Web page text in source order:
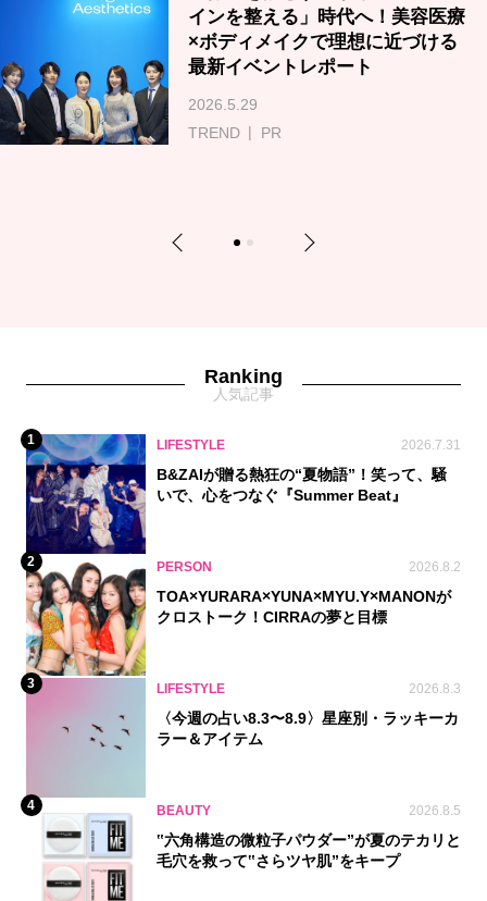
インを整える」時代へ！美容医療
×ボディメイクで理想に近づける
最新イベントレポート
2026.5.29
TREND
PR
Previous 1 2 Next
Ranking
人気記事
1 LIFESTYLE 2026.7.31
B&ZAIが贈る熱狂の“夏物語”！笑って、騒
いで、心をつなぐ『Summer Beat』
2 PERSON 2026.8.2
TOA×YURARA×YUNA×MYU.Y×MANONが
クロストーク！CIRRAの夢と目標
3 LIFESTYLE 2026.8.3
〈今週の占い8.3〜8.9〉星座別・ラッキーカ
ラー＆アイテム
4 BEAUTY 2026.8.5
‟六角構造の微粒子パウダー”が夏のテカリと
毛穴を救って‟さらツヤ肌”をキープ